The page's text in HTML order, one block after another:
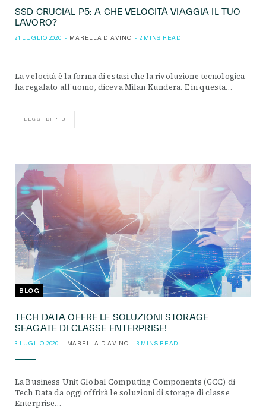
SSD CRUCIAL P5: A CHE VELOCITÀ VIAGGIA IL TUO
LAVORO?
21 LUGLIO 2020 MARELLA D'AVINO 2 MINS READ
La velocità è la forma di estasi che la rivoluzione tecnologica
ha regalato all’uomo, diceva Milan Kundera. E in questa…
LEGGI DI PIÙ
BLOG
TECH DATA OFFRE LE SOLUZIONI STORAGE
SEAGATE DI CLASSE ENTERPRISE!
3 LUGLIO 2020 MARELLA D'AVINO 3 MINS READ
La Business Unit Global Computing Components (GCC) di
Tech Data da oggi offrirà le soluzioni di storage di classe
Enterprise…